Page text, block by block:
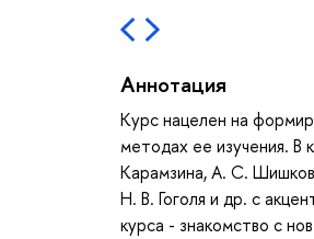
Аннотация
Курс нацелен на
методах ее изучения.
Карамзина, А. С.
Н. В. Гоголя и др. с
курса - знакомство с